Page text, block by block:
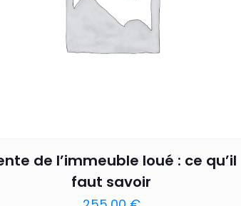
de l’immeuble loué : ce qu’il
faut savoir